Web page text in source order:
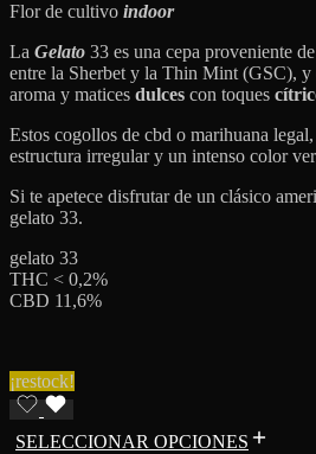
Flor de cultivo indoor
La Gelato 33 es una cepa proveniente
entre la Sherbet y la Thin Mint (GSC), y
aroma y matices dulces con toques
Estos cogollos de cbd o marihuana
estructura irregular y un intenso color
Si te apetece disfrutar de un clásico
gelato 33.
gelato 33
THC < 0,2%
CBD 11,6%
¡restock!
SELECCIONAR OPCIONES